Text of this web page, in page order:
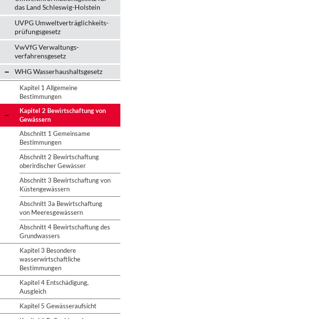
das Land Schleswig-Holstein
UVPG Umweltverträglich­keits­
prüfungs­gesetz
VwVfG Verwaltungs­
verfahrens­gesetz
WHG Wasserhaushalts­gesetz
Kapitel 1 Allgemeine
Bestimmungen
Kapitel 2 Bewirtschaftung von
Gewässern
Abschnitt 1 Gemeinsame
Bestimmungen
Abschnitt 2 Bewirtschaftung
oberirdischer Gewässer
Abschnitt 3 Bewirtschaftung von
Küstengewässern
Abschnitt 3a Bewirtschaftung
von Meeresgewässern
Abschnitt 4 Bewirtschaftung des
Grundwassers
Kapitel 3 Besondere
wasserwirtschaftliche
Bestimmungen
Kapitel 4 Entschädigung,
Ausgleich
Kapitel 5 Gewässeraufsicht